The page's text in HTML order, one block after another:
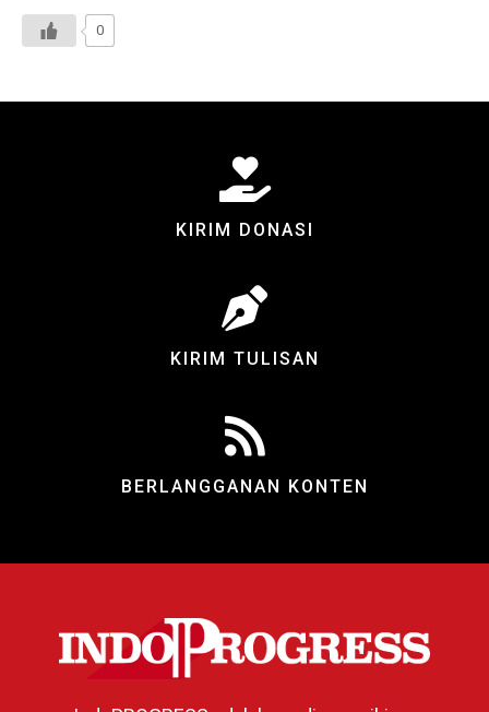
0
KIRIM DONASI
KIRIM TULISAN
BERLANGGANAN KONTEN